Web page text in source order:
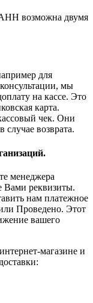
возможна двумя
для
мы
на кассе. Это
карта.
чек. Они
случае возврата.
менеджера
Вами реквизиты.
нам платежное
Проведено. Этот
вашего
магазине и